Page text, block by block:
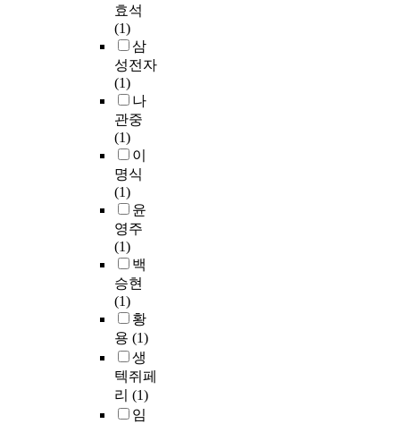
효석
(1)
삼
성전자
(1)
나
관중
(1)
이
명식
(1)
윤
영주
(1)
백
승현
(1)
황
용 (1)
생
텍쥐페
리 (1)
임